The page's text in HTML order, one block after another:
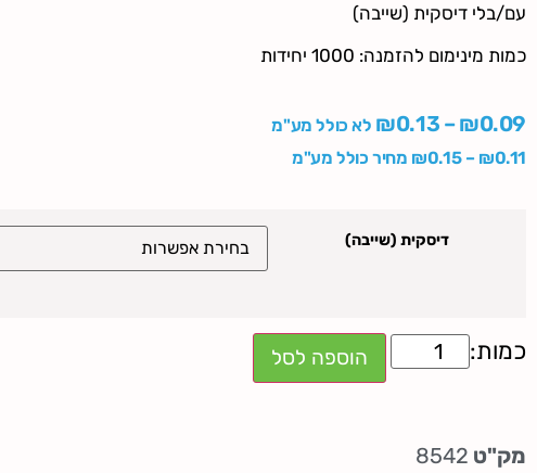
עם/בלי דיסקית (שייבה)
כמות מינימום להזמנה: 1000 יחידות
₪0.09
–
₪0.13
לא כולל מע"מ
₪0.11
–
₪0.15 מחיר כולל מע"מ
דיסקית (שייבה)
הוספה לסל
מק"ט 8542